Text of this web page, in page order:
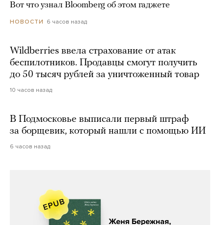
Вот что узнал Bloomberg об этом гаджете
НОВОСТИ 6 часов назад
Wildberries ввела страхование от атак
беспилотников. Продавцы смогут получить
до 50 тысяч рублей за уничтоженный товар
10 часов назад
В Подмосковье выписали первый штраф
за борщевик, который нашли с помощью ИИ
6 часов назад